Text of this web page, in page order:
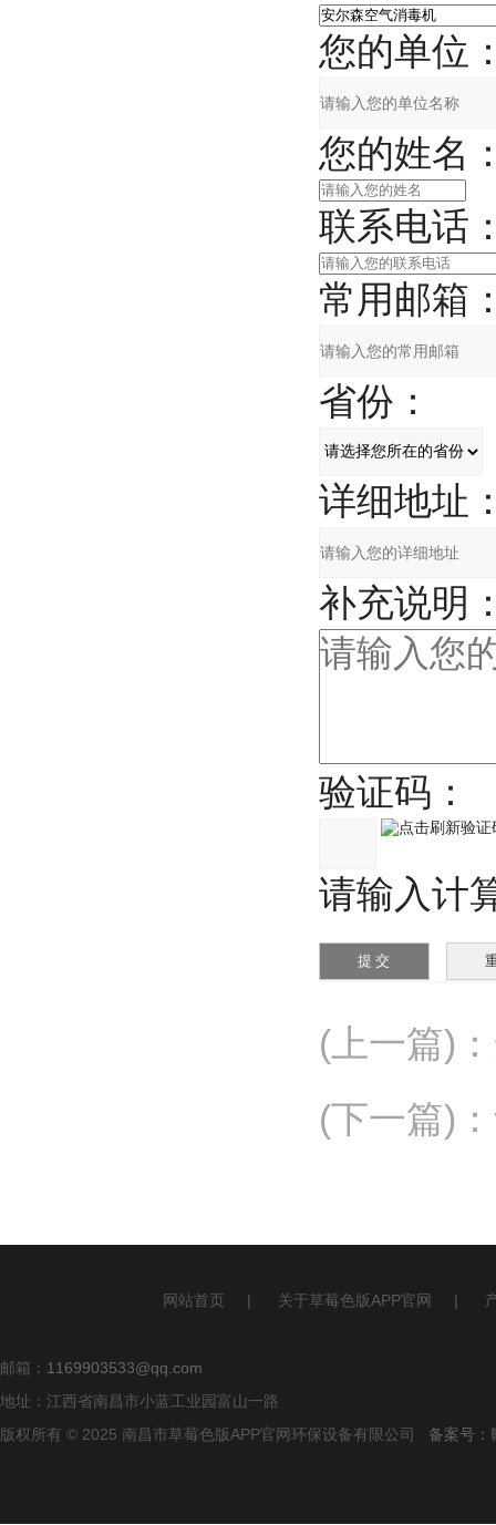
您的单位
您的姓名
联系电话
常用邮箱
省份：
详细地址
补充说明
验证码：
请输入计
(上一篇) ：
(下一篇) ：
网站首页 | 关于草莓色版APP官网 |
邮箱： 1169903533@qq.com
地址：江西省南昌市小蓝工业园富山一路
版权所有 © 2025 南昌市草莓色版APP官网环保设备有限公司 备案号